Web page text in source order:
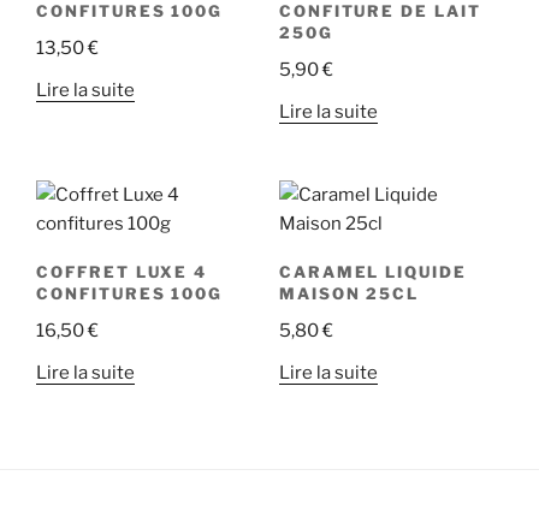
CONFITURES 100G
13,50€
Lire la suite
CONFITURE DE LAIT
250G
5,90€
Lire la suite
COFFRET LUXE 4
CONFITURES 100G
16,50€
Lire la suite
CARAMEL LIQUIDE
MAISON 25CL
5,80€
Lire la suite